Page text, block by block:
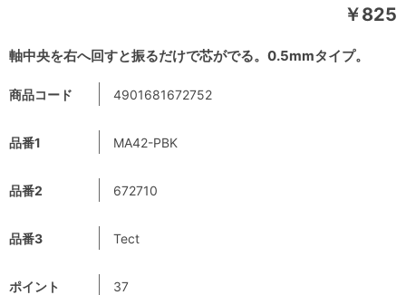
軸中央を右へ回すと振るだけで芯がでる。0.5mmタイプ。
￥825
商品コード 4901681672752
品番1 MA42-PBK
品番2 672710
品番3 Tect
ポイント 37